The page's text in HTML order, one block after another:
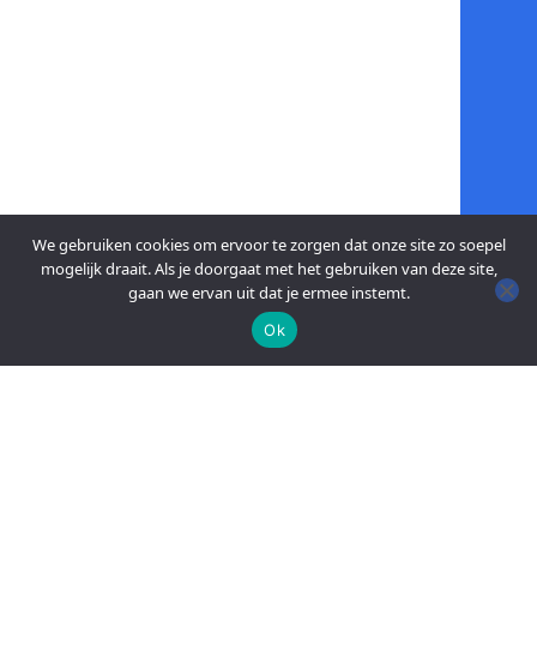
We gebruiken cookies om ervoor te zorgen dat onze site zo soepel
mogelijk draait. Als je doorgaat met het gebruiken van deze site,
gaan we ervan uit dat je ermee instemt.
Ok